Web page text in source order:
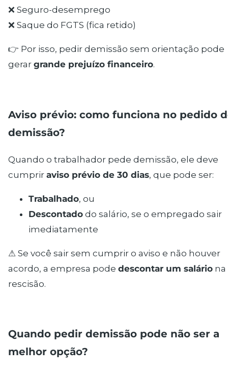
❌ Seguro-desemprego
❌ Saque do FGTS (fica retido)
👉 Por isso, pedir demissão sem orientação pode
gerar grande prejuízo financeiro.
Aviso prévio: como funciona no pedido
demissão?
Quando o trabalhador pede demissão, ele deve
cumprir aviso prévio de 30 dias, que pode ser:
Trabalhado, ou
Descontadodo salário, se o empregado sair
imediatamente
⚠ Se você sair sem cumprir o aviso e não houver
acordo, a empresa pode descontar um saláriona
rescisão.
Quando pedir demissão pode não ser a
melhor opção?